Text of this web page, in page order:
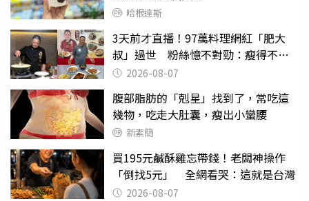
哈根達斯
3天前才直播！97萬料理網紅「肥大
叔」過世 粉絲憶不對勁：瘦得不合
理 2026-08-07
腹部脂肪的「剋星」找到了，常吃這
幾物，吃走大肚囊，瘦出小蠻腰
新素簡
買195元鹹酥雞忘帶錢！老闆神操作
「倒找5元」 全網看哭：這就是台灣
2026-08-07